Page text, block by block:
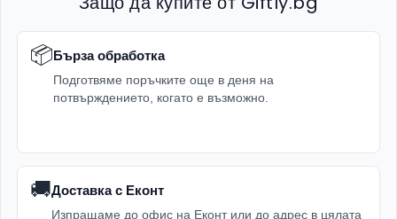
📦Бърза обработка
Подготвяме поръчките още в деня на
потвърждението, когато е възможно.
🚚Доставка с Еконт
Изпращаме до офис на Еконт или до адрес в цялата